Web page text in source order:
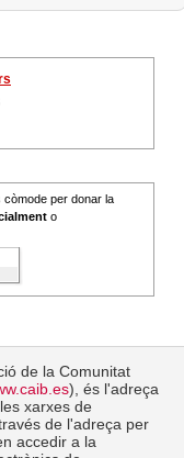
per donar la
o
de la Comunitat
), és l'adreça
xarxes de
de l'adreça per
accedir a la